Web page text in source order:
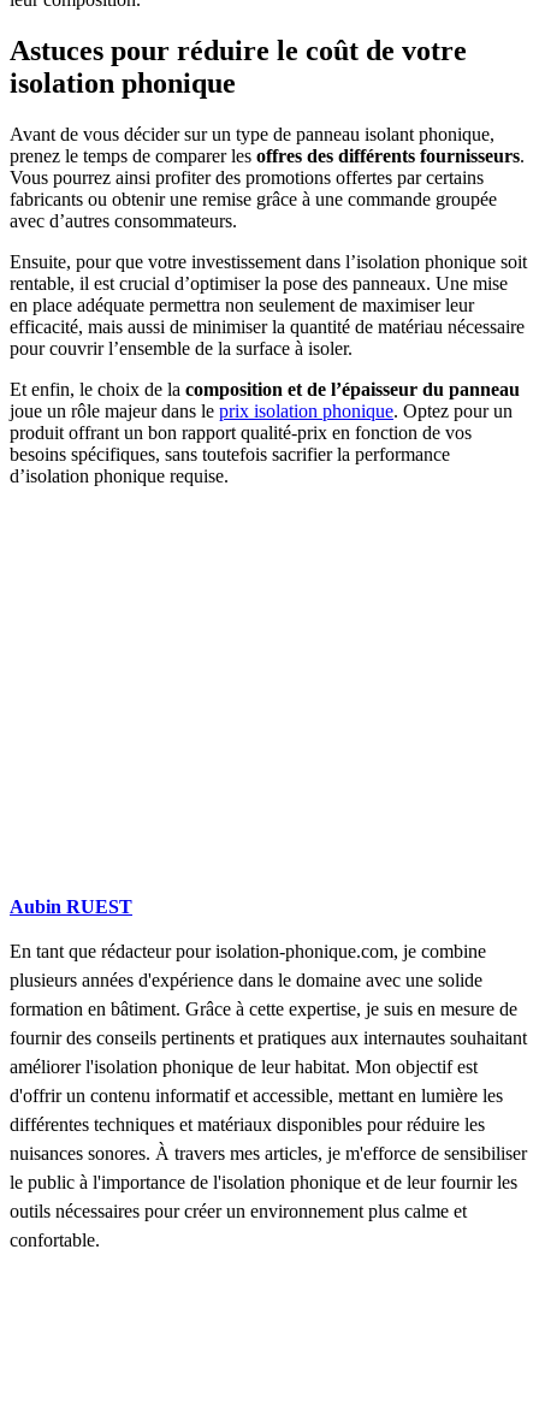
Astuces pour réduire le coût de votre
isolation phonique
Avant de vous décider sur un type de panneau isolant phonique,
prenez le temps de comparer les offres des différents fournisseurs.
Vous pourrez ainsi profiter des promotions offertes par certains
fabricants ou obtenir une remise grâce à une commande groupée
avec d’autres consommateurs.
Ensuite, pour que votre investissement dans l’isolation phonique soit
rentable, il est crucial d’optimiser la pose des panneaux. Une mise
en place adéquate permettra non seulement de maximiser leur
efficacité, mais aussi de minimiser la quantité de matériau nécessaire
pour couvrir l’ensemble de la surface à isoler.
Et enfin, le choix de la composition et de l’épaisseur du panneau
joue un rôle majeur dans le prix isolation phonique. Optez pour un
produit offrant un bon rapport qualité-prix en fonction de vos
besoins spécifiques, sans toutefois sacrifier la performance
d’isolation phonique requise.
Aubin RUEST
En tant que rédacteur pour isolation-phonique.com, je combine
plusieurs années d'expérience dans le domaine avec une solide
formation en bâtiment. Grâce à cette expertise, je suis en mesure de
fournir des conseils pertinents et pratiques aux internautes souhaitant
améliorer l'isolation phonique de leur habitat. Mon objectif est
d'offrir un contenu informatif et accessible, mettant en lumière les
différentes techniques et matériaux disponibles pour réduire les
nuisances sonores. À travers mes articles, je m'efforce de sensibiliser
le public à l'importance de l'isolation phonique et de leur fournir les
outils nécessaires pour créer un environnement plus calme et
confortable.